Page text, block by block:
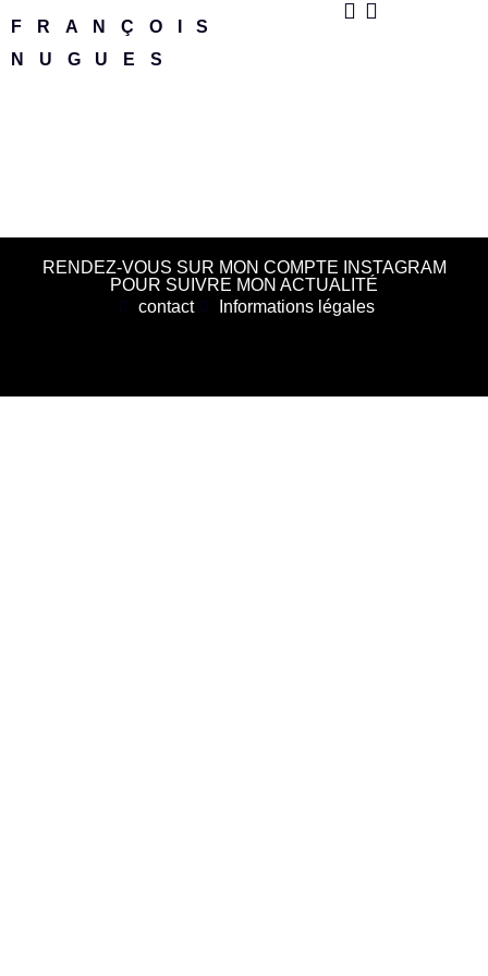
FRANÇOIS
NUGUES
RENDEZ-VOUS SUR MON COMPTE INSTAGRAM
POUR SUIVRE MON ACTUALITÉ
contact
Informations légales